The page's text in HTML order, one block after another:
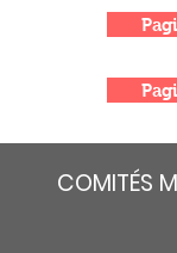
COMITÉS